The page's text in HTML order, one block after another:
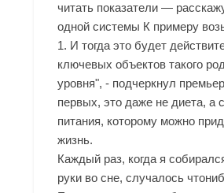
читать показатели —
одной системы К примеру
1. И тогда это будет
ключевых объектов такого
уровня", - подчеркнул
первых, это даже не диета, а
питания, которому можно
жизнь.
Каждый раз, когда я
руки во сне, случалось